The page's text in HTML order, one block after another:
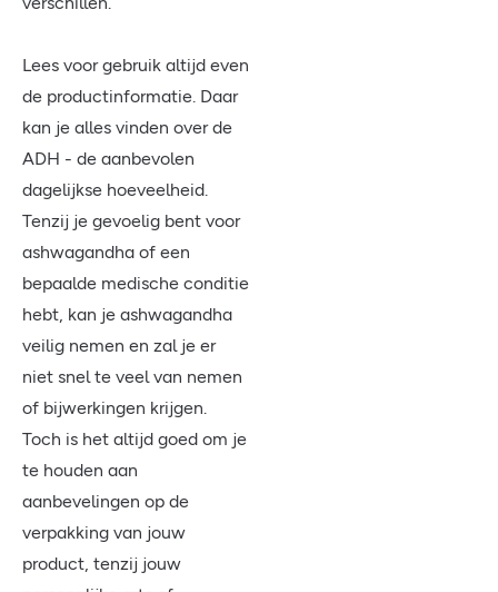
Lees voor gebruik altijd even
de productinformatie. Daar
kan je alles vinden over de
ADH - de aanbevolen
dagelijkse hoeveelheid.
Tenzij je gevoelig bent voor
ashwagandha of een
bepaalde medische conditie
hebt, kan je ashwagandha
veilig nemen en zal je er
niet snel te veel van nemen
of bijwerkingen krijgen.
Toch is het altijd goed om je
te houden aan
aanbevelingen op de
verpakking van jouw
product, tenzij jouw